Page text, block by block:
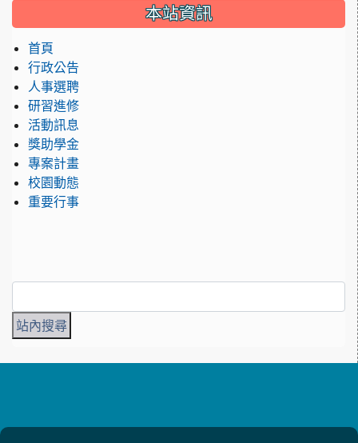
::: 本站資訊
首頁
行政公告
人事選聘
研習進修
活動訊息
獎助學金
專案計畫
校園動態
重要行事